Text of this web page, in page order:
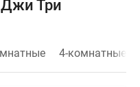
Три
4-комнатные